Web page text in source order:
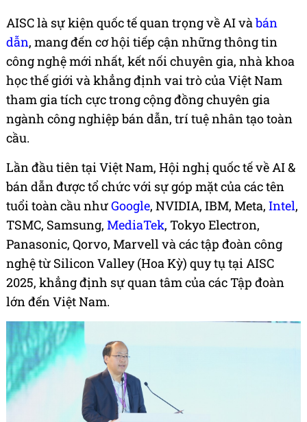
AISC là sự kiện quốc tế quan trọng về AI vàbán
dẫn, mang đến cơ hội tiếp cận những thông tin
công nghệ mới nhất, kết nối chuyên gia, nhà khoa
học thế giới và khẳng định vai trò của Việt Nam
tham gia tích cực trong cộng đồng chuyên gia
ngành công nghiệp bán dẫn, trí tuệ nhân tạo toàn
cầu.
Lần đầu tiên tại Việt Nam, Hội nghị quốc tế về AI &
bán dẫn được tổ chức với sự góp mặt của các tên
tuổi toàn cầu nhưGoogle, NVIDIA, IBM, Meta, Intel,
TSMC, Samsung, MediaTek, Tokyo Electron,
Panasonic, Qorvo, Marvell và các tập đoàn công
nghệ từ Silicon Valley (Hoa Kỳ) quy tụ tại AISC
2025, khẳng định sự quan tâm của các Tập đoàn
lớn đến Việt Nam.